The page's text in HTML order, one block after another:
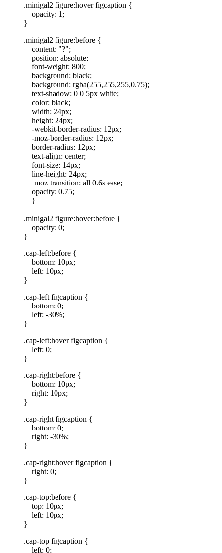
.minigal2 figure:hover figcaption {
opacity: 1;
}
.minigal2 figure:before {
content: "?";
position: absolute;
font-weight: 800;
background: black;
background: rgba(255,255,255,0.75);
text-shadow: 0 0 5px white;
color: black;
width: 24px;
height: 24px;
-webkit-border-radius: 12px;
-moz-border-radius: 12px;
border-radius: 12px;
text-align: center;
font-size: 14px;
line-height: 24px;
-moz-transition: all 0.6s ease;
opacity: 0.75;
}
.minigal2 figure:hover:before {
opacity: 0;
}
.cap-left:before {
bottom: 10px;
left: 10px;
}
.cap-left figcaption {
bottom: 0;
left: -30%;
}
.cap-left:hover figcaption {
left: 0;
}
.cap-right:before {
bottom: 10px;
right: 10px;
}
.cap-right figcaption {
bottom: 0;
right: -30%;
}
.cap-right:hover figcaption {
right: 0;
}
.cap-top:before {
top: 10px;
left: 10px;
}
.cap-top figcaption {
left: 0;